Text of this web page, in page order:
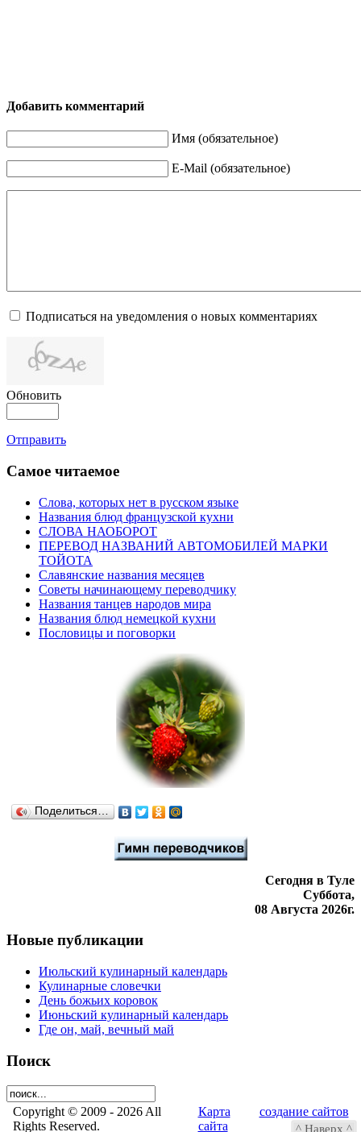
Добавить комментарий
Имя (обязательное)
E-Mail (обязательное)
Подписаться на уведомления о новых комментариях
Обновить
Отправить
Самое читаемое
Слова, которых нет в русском языке
Названия блюд французской кухни
СЛОВА НАОБОРОТ
ПЕРЕВОД НАЗВАНИЙ АВТОМОБИЛЕЙ МАРКИ
ТОЙОТА
Славянские названия месяцев
Советы начинающему переводчику
Названия танцев народов мира
Названия блюд немецкой кухни
Пословицы и поговорки
Поделиться…
Сегодня в Туле
Суббота,
08 Августа 2026г.
Новые публикации
Июльский кулинарный календарь
Кулинарные словечки
День божьих коровок
Июньский кулинарный календарь
Где он, май, вечный май
Поиск
Copyright © 2009 - 2026 All
Rights Reserved.
Карта
сайта
создание сайтов
в Туле
^ Наверх ^